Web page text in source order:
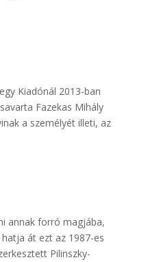
Kiadónál 2013-ban
Fazekas Mihály
a személyét illeti, az
annak forró magjába,
hatja át ezt az 1987-es
Pilinszky-